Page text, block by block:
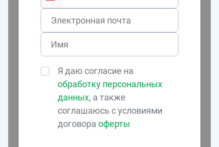
Я даю согласие на
обработку персональных
данных, а также
соглашаюсь с условиями
договораоферты